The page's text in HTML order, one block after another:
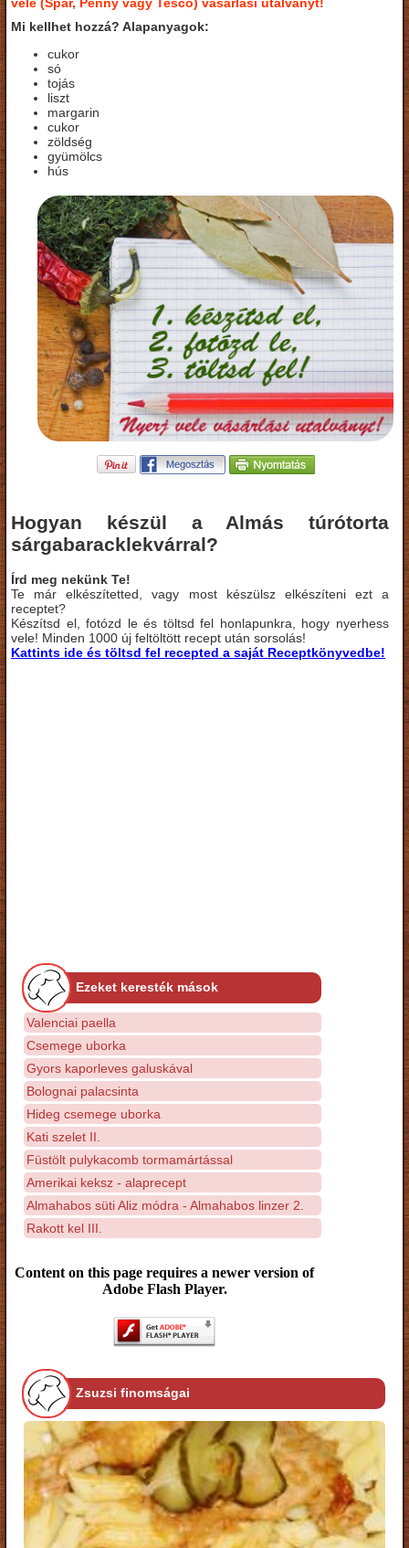
Mi kellhet hozzá? Alapanyagok:
cukor
só
tojás
liszt
margarin
cukor
zöldség
gyümölcs
hús
Hogyan készül a Almás túrótorta
sárgabaracklekvárral?
Írd meg nekünk Te!
Te már elkészítetted, vagy most készülsz elkészíteni ezt a
receptet?
Készítsd el, fotózd le és töltsd fel honlapunkra, hogy nyerhess
vele! Minden 1000 új feltöltött recept után sorsolás!
Kattints ide és töltsd fel recepted a saját Receptkönyvedbe!
Ezeket keresték mások
Valenciai paella
Csemege uborka
Gyors kaporleves galuskával
Bolognai palacsinta
Hideg csemege uborka
Kati szelet II.
Füstölt pulykacomb tormamártással
Amerikai keksz - alaprecept
Almahabos süti Aliz módra - Almahabos linzer 2.
Rakott kel III.
Content on this page requires a newer version of
Adobe Flash Player.
Zsuzsi finomságai